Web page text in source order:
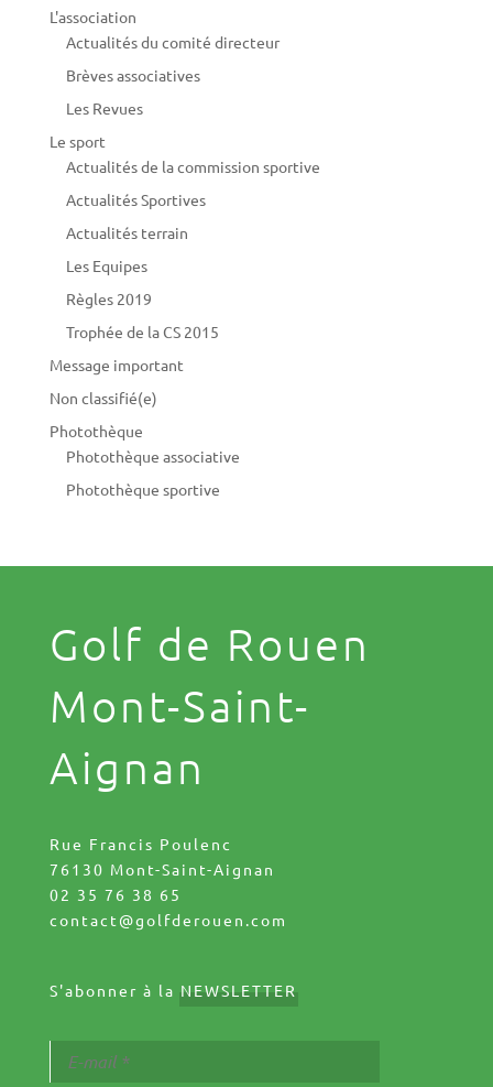
L'association
Actualités du comité directeur
Brèves associatives
Les Revues
Le sport
Actualités de la commission sportive
Actualités Sportives
Actualités terrain
Les Equipes
Règles 2019
Trophée de la CS 2015
Message important
Non classifié(e)
Photothèque
Photothèque associative
Photothèque sportive
Golf de Rouen
Mont-Saint-
Aignan
Rue Francis Poulenc
76130 Mont-Saint-Aignan
02 35 76 38 65
contact@golfderouen.com
S'abonner à la NEWSLETTER